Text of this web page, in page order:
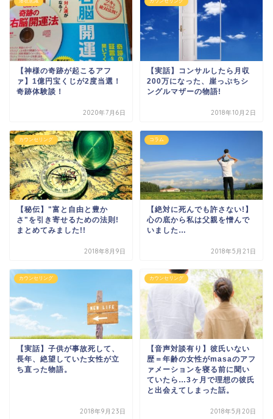
【神様の奇跡が起こるアフ
ァ】1億円宝くじが2度当選！
奇跡体験談！
2020年7月6日
【実話】コンサルしたら月収
200万になった、崖っぷちシ
ングルマザーの物語!
2018年10月2日
カウンセリング
【秘伝】"富と自由と豊か
さ"を引き寄せるための法則!
まとめてみました!!
2018年8月9日
コラム
【絶対に死んでも許さない!】
心の底から私は父親を憎んで
いました…
2018年5月21日
カウンセリング
【実話】子供が事故死して、
長年、絶望していた女性が立
ち直った物語。
2018年9月23日
カウンセリング
【音声対談有り】彼氏いない
歴＝年齢の女性がmasaのアフ
ァメーションを寝る前に聞い
ていたら…3ヶ月で理想の彼氏
と出会えてしまった話。
2018年5月20日